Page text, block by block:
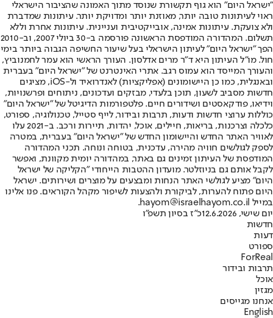
"ישראל היום" הוא גוף תקשורת שנוסד מתוך האמונה שהציבור הישראלי
ראוי לעיתונות טובה יותר, מאוזנת יותר ומדויקת יותר. עיתונות שמדברת
ולא צועקת. עיתונות אמינה, אובייקטיבית ועניינית. עיתונות אחרת וללא
תשלום. המהדורה המודפסת הראשונה פורסמה ב-30 ביולי 2007, וב-2010
הפך "ישראל היום" לעיתון הישראלי בעל שיעור החשיפה הגבוה ביותר בימי
חול. מו"ל העיתון היא ד"ר מרים אדלסון. העורך הראשי הוא עמר לחמנוביץ,
והעורך המייסד הוא עמוס רגב. אתרי האינטרנט של "ישראל היום" בעברית
ובאנגלית, כמו כן היישומונים (אפליקציות) לאנדרואיד ול-iOS, מציגים
חדשות מסביב לשעון, תוכן בלעדי, מבזקים ועדכונים, ניתוחים ופרשנויות,
וידיאו, פודקאסטים ושידורים חיים. פלטפורמות הדיגיטל של "ישראל היום"
כוללות ערוצי חדשות ודעות, תרבות ובידור, לייף סטייל, טכנולוגיה, ספורט,
כלכלה וצרכנות, בריאות, חיילים, אוכל, יהדות, תיירות ורכב. ב-2021 עלו
לאוויר האתר החדש והיישומון החדש של "ישראל היום" בעברית, במטרה
לספק לגולשים חוויה מהירה, עדכנית, בטוחה ונוחה. תכני המהדורה
המודפסת של העיתון זמינים גם באתר, במהדורה יומית מקוונת, ואפשר
לקבל אותם גם בניוזלטר. מועדון ההטבות הייחודי "הקליקה של ישראל
היום" מציע לגולשי האתר הנחות ומבצעים על מוצרים ושירותים. ישראל
היום פתוח להערות, לביקורת ולהצעות לשיפור מקהל הקוראים. פנו אלינו
במייל hayom@israelhayom.co.il.
יום שישי, 12.6.2026
כ"ז בסיון תשפ"ו
חדשות
דעות
ספורט
ForReal
תרבות ובידור
אוכל
מגזין
אנחנו מגייסים
English